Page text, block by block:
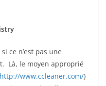
ce n’est pas une
Là, le moyen approprié
http://www.ccleaner.com/)